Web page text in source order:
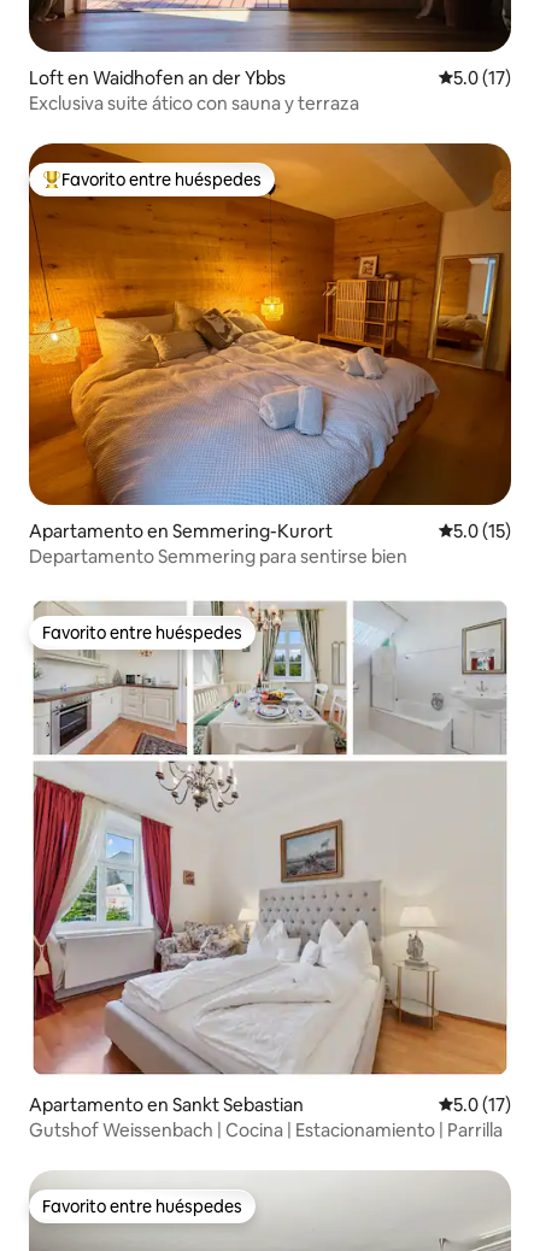
Loft en Waidhofen an der Ybbs Calificación
5.0 (17)
Exclusiva suite ático con sauna y terraza
Favorito entre huéspedes preferido
Favorito entre huéspedes
Apartamento en Semmering-Kurort Calificación
5.0 (15)
Departamento Semmering para sentirse bien
Favorito entre huéspedes
Favorito entre huéspedes
Apartamento en Sankt Sebastian Calificación
5.0 (17)
Gutshof Weissenbach | Cocina | Estacionamiento | Parrilla
Favorito entre huéspedes
Favorito entre huéspedes